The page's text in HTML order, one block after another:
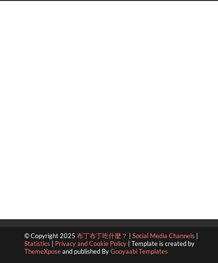
© Copyright 2025 布丁布丁吃什麼？ Social Media Channels
Statistics
Privacy and Cookie Policy
Template is created by
ThemeXposeand published ByGooyaabi Templates